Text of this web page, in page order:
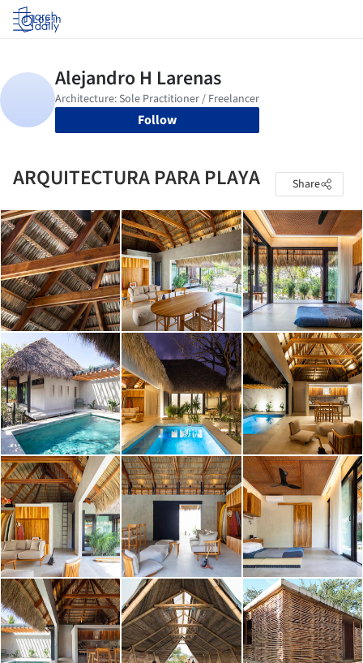
Log in
Follow
ARQUITECTURA PARA PLAYA Share